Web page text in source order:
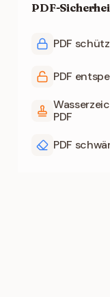
PDF-
PDF
PDF
PDF
PDF